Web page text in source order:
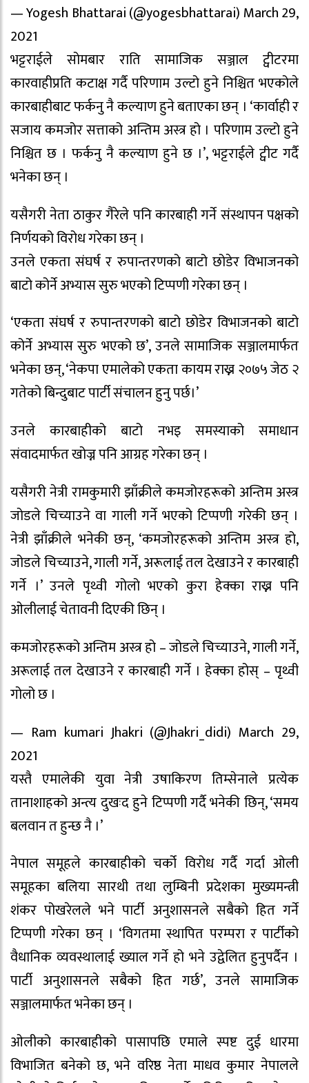
— Yogesh Bhattarai (@yogesbhattarai) March 29,
2021
भट्टराईले सोमबार राति सामाजिक सञ्जाल ट्वीटरमा
कारवाहीप्रति कटाक्ष गर्दै परिणाम उल्टो हुने निश्चित भएकोले
कारबाहीबाट फर्कनु नै कल्याण हुने बताएका छन् । ‘कार्वाही र
सजाय कमजोर सत्ताको अन्तिम अस्त्र हो । परिणाम उल्टो हुने
निश्चित छ । फर्कनु नै कल्याण हुने छ ।’, भट्टराईले ट्वीट गर्दै
भनेका छन् ।
यसैगरी नेता ठाकुर गैरेले पनि कारबाही गर्ने संस्थापन पक्षको
निर्णयको विरोध गरेका छन् ।
उनले एकता संघर्ष र रुपान्तरणको बाटो छोडेर विभाजनको
बाटो कोर्ने अभ्यास सुरु भएको टिप्पणी गरेका छन् ।
‘एकता संघर्ष र रुपान्तरणको बाटो छोडेर विभाजनको बाटो
कोर्ने अभ्यास सुरु भएको छ’, उनले सामाजिक सञ्जालमार्फत
भनेका छन्, ‘नेकपा एमालेको एकता कायम राख्न २०७५ जेठ २
गतेको बिन्दुबाट पार्टी संचालन हुनु पर्छ।’
उनले कारबाहीको बाटो नभइ समस्याको समाधान
संवादमार्फत खोज्न पनि आग्रह गरेका छन् ।
यसैगरी नेत्री रामकुमारी झाँक्रीले कमजोरहरूको अन्तिम अस्त्र
जोडले चिच्याउने वा गाली गर्ने भएको टिप्पणी गरेकी छन् ।
नेत्री झाँक्रीले भनेकी छन्, ‘कमजोरहरूको अन्तिम अस्त्र हो,
जोडले चिच्याउने, गाली गर्ने, अरूलाई तल देखाउने र कारबाही
गर्ने ।’ उनले पृथ्वी गोलो भएको कुरा हेक्का राख्न पनि
ओलीलाई चेतावनी दिएकी छिन् ।
कमजोरहरूको अन्तिम अस्त्र हो – जोडले चिच्याउने, गाली गर्ने,
अरूलाई तल देखाउने र कारबाही गर्ने । हेक्का होस् – पृथ्वी
गोलो छ ।
— Ram kumari Jhakri (@Jhakri_didi) March 29,
2021
यस्तै एमालेकी युवा नेत्री उषाकिरण तिम्सेनाले प्रत्येक
तानाशाहको अन्त्य दुखःद हुने टिप्पणी गर्दै भनेकी छिन्, ‘समय
बलवान त हुन्छ नै ।’
नेपाल समूहले कारबाहीको चर्को विरोध गर्दै गर्दा ओली
समूहका बलिया सारथी तथा लुम्बिनी प्रदेशका मुख्यमन्त्री
शंकर पोखरेलले भने पार्टी अनुशासनले सबैको हित गर्ने
टिप्पणी गरेका छन् । ‘विगतमा स्थापित परम्परा र पार्टीको
वैधानिक व्यवस्थालाई ख्याल गर्ने हो भने उद्वेलित हुनुपर्दैन ।
पार्टी अनुशासनले सबैको हित गर्छ’, उनले सामाजिक
सञ्जालमार्फत भनेका छन् ।
ओलीको कारबाहीको पासापछि एमाले स्पष्ट दुई धारमा
विभाजित बनेको छ, भने वरिष्ठ नेता माधव कुमार नेपालले